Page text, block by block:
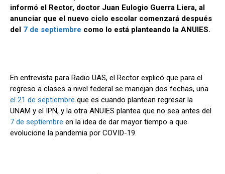
p
p
o
k
m
tir
informó el Rector, doctor Juan Eulogio Guerra Liera, al
anunciar que el nuevo ciclo escolar comenzará después
del 7 de septiembre como lo está planteando la ANUIES.
En entrevista para Radio UAS, el Rector explicó que para el
regreso a clases a nivel federal se manejan dos fechas, una
el 21 de septiembre que es cuando plantean regresar la
UNAM y el IPN, y la otra ANUIES plantea que no sea antes del
7 de septiembre en la idea de dar mayor tiempo a que
evolucione la pandemia por COVID-19.